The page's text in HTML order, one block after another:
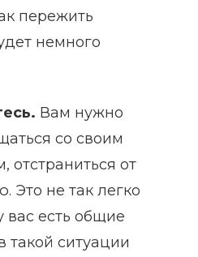
пережить
немного
. Вам нужно
со своим
от
Это не так легко
вас есть общие
такой ситуации